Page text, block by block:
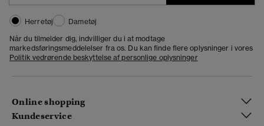
Herretøj
Dametøj
Når du tilmelder dig, indvilliger du i at modtage
markedsføringsmeddelelser fra os. Du kan finde flere oplysninger i vores
Politik vedrørende beskyttelse af personlige oplysninger
Online shopping
Kundeservice